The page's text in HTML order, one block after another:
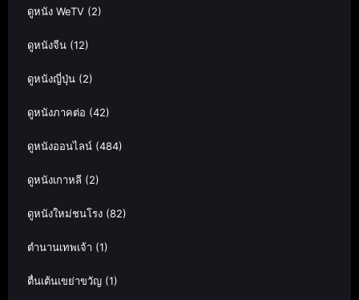
ดูหนัง WeTV (2)
ดูหนังจีน (12)
ดูหนังญี่ปุ่น (2)
ดูหนังภาคต่อ (42)
ดูหนังออนไลน์ (484)
ดูหนังเกาหลี (2)
ดูหนังใหม่ชนโรง (82)
ตำนานเทพเจ้า (1)
ตื่นเต้นเขย่าขวัญ (1)